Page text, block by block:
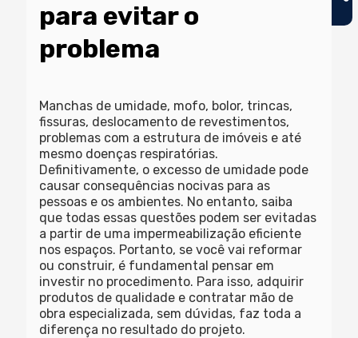
para evitar o
problema
Manchas de umidade, mofo, bolor, trincas,
fissuras, deslocamento de revestimentos,
problemas com a estrutura de imóveis e até
mesmo doenças respiratórias.
Definitivamente, o excesso de umidade pode
causar consequências nocivas para as
pessoas e os ambientes. No entanto, saiba
que todas essas questões podem ser evitadas
a partir de uma impermeabilização eficiente
nos espaços. Portanto, se você vai reformar
ou construir, é fundamental pensar em
investir no procedimento. Para isso, adquirir
produtos de qualidade e contratar mão de
obra especializada, sem dúvidas, faz toda a
diferença no resultado do projeto.